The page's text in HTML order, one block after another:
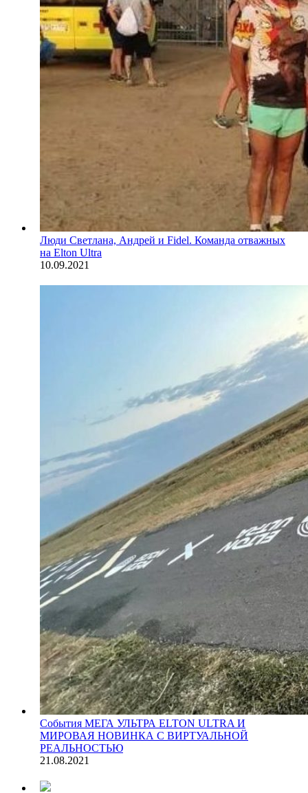
Люди Светлана, Андрей и Fidel. Команда отважных
на Elton Ultra
10.09.2021
События МЕГА УЛЬТРА ELTON ULTRA И
МИРОВАЯ НОВИНКА С ВИРТУАЛЬНОЙ
РЕАЛЬНОСТЬЮ
21.08.2021